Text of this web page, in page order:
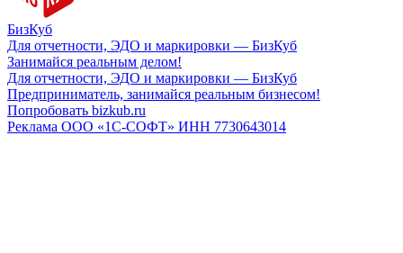
БизКуб
Для отчетности, ЭДО и маркировки — БизКуб
Занимайся реальным делом!
Для отчетности, ЭДО и маркировки — БизКуб
Предприниматель, занимайся реальным бизнесом!
Попробовать bizkub.ru
Реклама ООО «1С-СОФТ» ИНН 7730643014